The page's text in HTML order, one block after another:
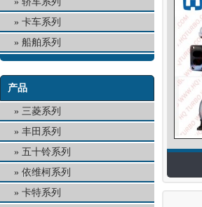
卡车系列
船舶系列
产品
三菱系列
丰田系列
五十铃系列
依维柯系列
卡特系列